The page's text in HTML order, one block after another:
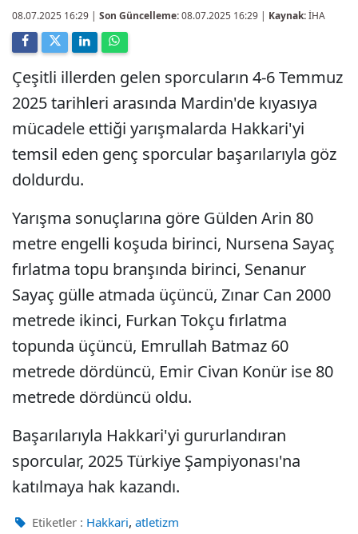
08.07.2025 16:29 | Son Güncelleme:08.07.2025 16:29 | Kaynak:İHA
Çeşitli illerden gelen sporcuların 4-6 Temmuz
2025 tarihleri arasında Mardin'de kıyasıya
mücadele ettiği yarışmalarda Hakkari'yi
temsil eden genç sporcular başarılarıyla göz
doldurdu.
Yarışma sonuçlarına göre Gülden Arin 80
metre engelli koşuda birinci, Nursena Sayaç
fırlatma topu branşında birinci, Senanur
Sayaç gülle atmada üçüncü, Zınar Can 2000
metrede ikinci, Furkan Tokçu fırlatma
topunda üçüncü, Emrullah Batmaz 60
metrede dördüncü, Emir Civan Konür ise 80
metrede dördüncü oldu.
Başarılarıyla Hakkari'yi gururlandıran
sporcular, 2025 Türkiye Şampiyonası'na
katılmaya hak kazandı.
Etiketler : Hakkari, atletizm